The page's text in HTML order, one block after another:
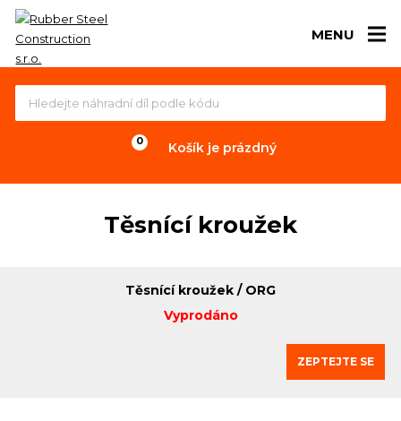
MENU
Košík je prázdný
Těsnící kroužek
Těsnící kroužek / ORG
Vyprodáno
ZEPTEJTE SE